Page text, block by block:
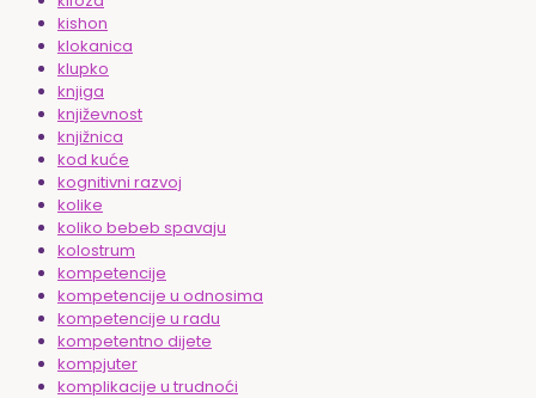
kishon
klokanica
klupko
knjiga
književnost
knjižnica
kod kuće
kognitivni razvoj
kolike
koliko bebeb spavaju
kolostrum
kompetencije
kompetencije u odnosima
kompetencije u radu
kompetentno dijete
kompjuter
komplikacije u trudnoći